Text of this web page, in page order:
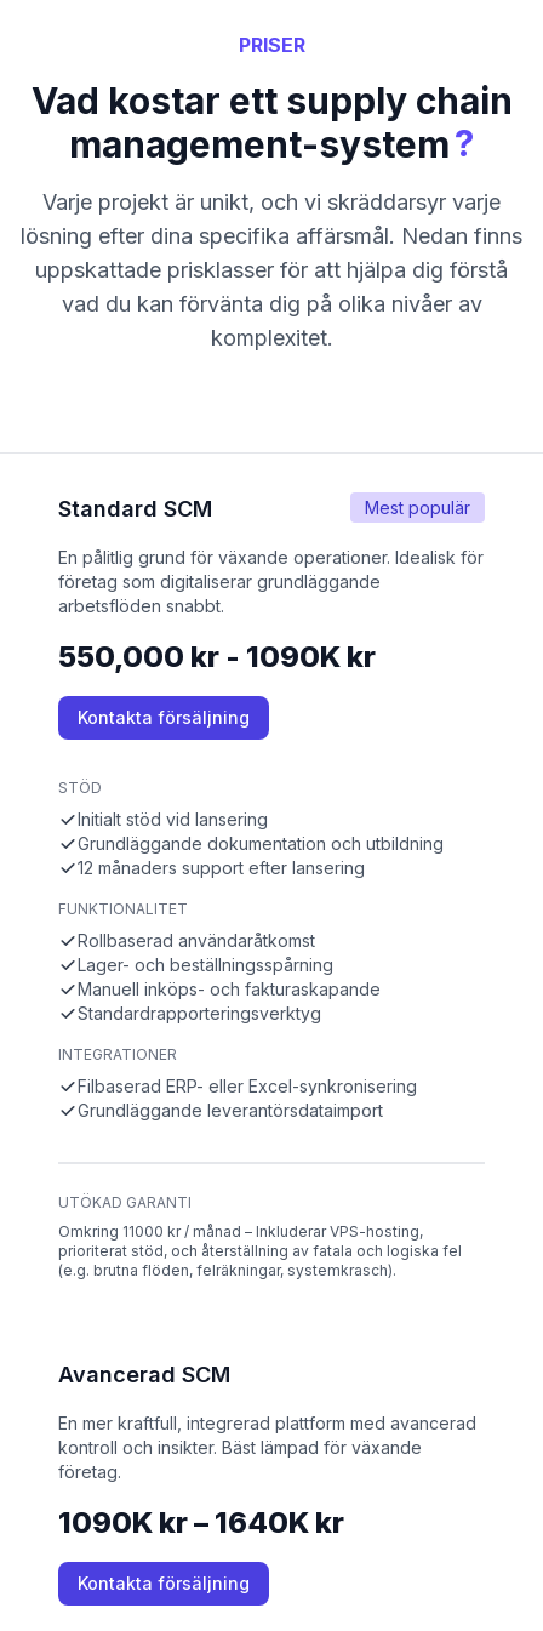
PRISER
Vad kostar ett supply chain
management-system?
Varje projekt är unikt, och vi skräddarsyr varje
lösning efter dina specifika affärsmål. Nedan finns
uppskattade prisklasser för att hjälpa dig förstå
vad du kan förvänta dig på olika nivåer av
komplexitet.
Mest populär
Standard SCM
En pålitlig grund för växande operationer. Idealisk för
företag som digitaliserar grundläggande
arbetsflöden snabbt.
550,000 kr - 1090K kr
Kontakta försäljning
STÖD
Initialt stöd vid lansering
Grundläggande dokumentation och utbildning
12 månaders support efter lansering
FUNKTIONALITET
Rollbaserad användaråtkomst
Lager- och beställningsspårning
Manuell inköps- och fakturaskapande
Standardrapporteringsverktyg
INTEGRATIONER
Filbaserad ERP- eller Excel-synkronisering
Grundläggande leverantörsdataimport
UTÖKAD GARANTI
Omkring 11000 kr / månad – Inkluderar VPS-hosting,
prioriterat stöd, och återställning av fatala och logiska fel
(e.g. brutna flöden, felräkningar, systemkrasch).
Avancerad SCM
En mer kraftfull, integrerad plattform med avancerad
kontroll och insikter. Bäst lämpad för växande
företag.
1090K kr – 1640K kr
Kontakta försäljning